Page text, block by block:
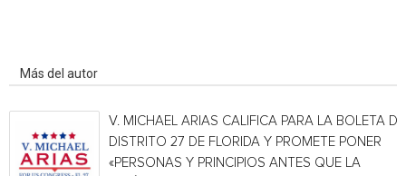
Más del autor
V. MICHAEL ARIAS CALIFICA PARA LA BOLETA
DISTRITO 27 DE FLORIDA Y PROMETE PONER
«PERSONAS Y PRINCIPIOS ANTES QUE LA